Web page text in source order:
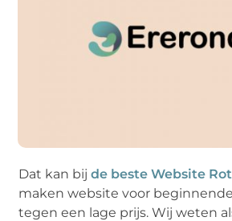
Dat kan bijde beste Website
maken website voor
tegen een lage prijs. Wij weten